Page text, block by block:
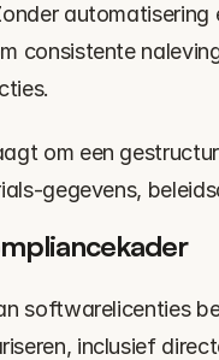
automatisering
consistente
om een
gegevens,
softwarelicenties
inclusief